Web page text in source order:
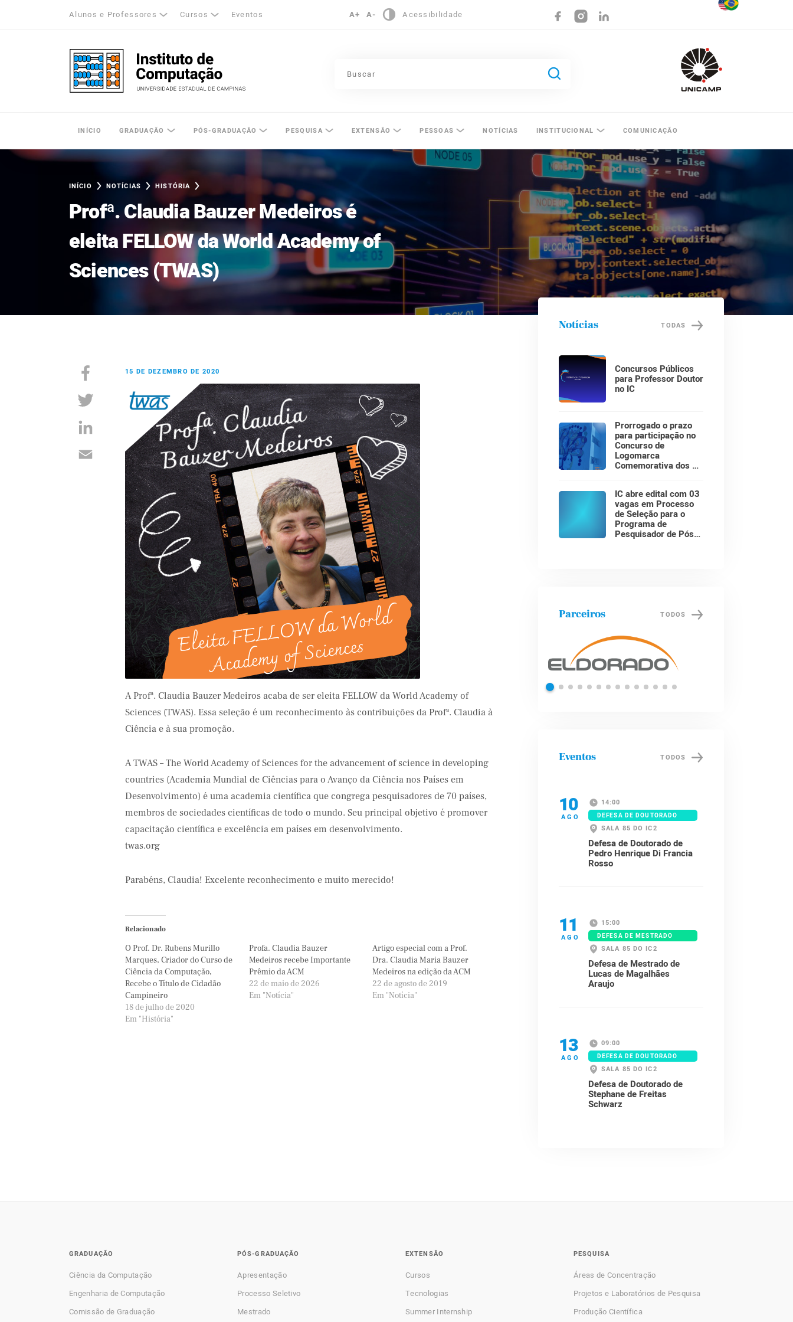
Alunos e Professores Cursos Eventos A+ A- Acessibilidade
Unicamp - Universidade Estadual de Campinas
INÍCIO GRADUAÇÃO PÓS-GRADUAÇÃO PESQUISA EXTENSÃO PESSOAS NOTÍCIAS INSTITUCIONAL COMUNICAÇÃO
INÍCIO NOTÍCIAS HISTÓRIA
Profª. Claudia Bauzer Medeiros é
eleita FELLOW da World Academy of
Sciences (TWAS)
15 DE DEZEMBRO DE 2020
A Profª. Claudia Bauzer Medeiros acaba de ser eleita FELLOW da World Academy of
Sciences (TWAS). Essa seleção é um reconhecimento às contribuições da Profª. Claudia à
Ciência e à sua promoção.
A TWAS – The World Academy of Sciences for the advancement of science in developing
countries (Academia Mundial de Ciências para o Avanço da Ciência nos Países em
Desenvolvimento) é uma academia científica que congrega pesquisadores de 70 países,
membros de sociedades científicas de todo o mundo. Seu principal objetivo é promover
capacitação científica e excelência em países em desenvolvimento.
twas.org
Parabéns, Claudia! Excelente reconhecimento e muito merecido!
Relacionado
O Prof. Dr. Rubens Murillo
Marques, Criador do Curso de
Ciência da Computação,
Recebe o Título de Cidadão
Campineiro
18 de julho de 2020
Em "História"
Profa. Claudia Bauzer
Medeiros recebe Importante
Prêmio da ACM
22 de maio de 2026
Em "Notícia"
Artigo especial com a Prof.
Dra. Claudia Maria Bauzer
Medeiros na edição da ACM
22 de agosto de 2019
Em "Notícia"
Notícias TODAS
Concursos Públicos
para Professor Doutor
no IC
Prorrogado o prazo
para participação no
Concurso de
Logomarca
Comemorativa dos 30
IC abre edital com 03
vagas em Processo
de Seleção para o
Programa de
Pesquisador de Pós-
Parceiros TODOS
Samsung ifood Shell
Eventos TODOS
10
AGO
14:00
DEFESA DE DOUTORADO
SALA 85 DO IC2
Defesa de Doutorado de
Pedro Henrique Di Francia
Rosso
11
AGO
15:00
DEFESA DE MESTRADO
SALA 85 DO IC2
Defesa de Mestrado de
Lucas de Magalhães
Araujo
13
AGO
09:00
DEFESA DE DOUTORADO
SALA 85 DO IC2
Defesa de Doutorado de
Stephane de Freitas
Schwarz
GRADUAÇÃO
Ciência da Computação
Engenharia de Computação
Comissão de Graduação
PÓS-GRADUAÇÃO
Apresentação
Processo Seletivo
Mestrado
EXTENSÃO
Cursos
Tecnologias
Summer Internship
PESQUISA
Áreas de Concentração
Projetos e Laboratórios de Pesquisa
Produção Científica